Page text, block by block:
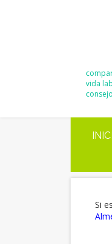
vida
Si